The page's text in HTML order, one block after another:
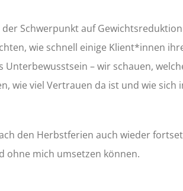
Schwerpunkt auf
wie schnell einige Klient*innen
– wir schauen,
wie viel Vertrauen da ist und wie
den Herbstferien auch wieder
ohne mich umsetzen können.